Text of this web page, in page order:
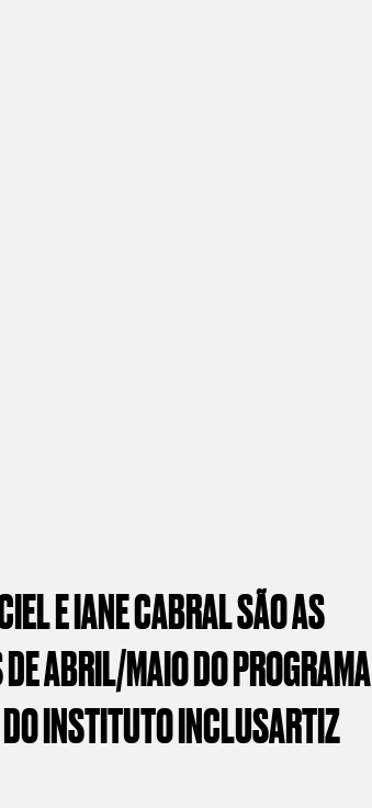
EIANECABRALSÃOAS
DEABRIL/MAIODOPROGRAMA
DOINSTITUTOINCLUSARTIZ